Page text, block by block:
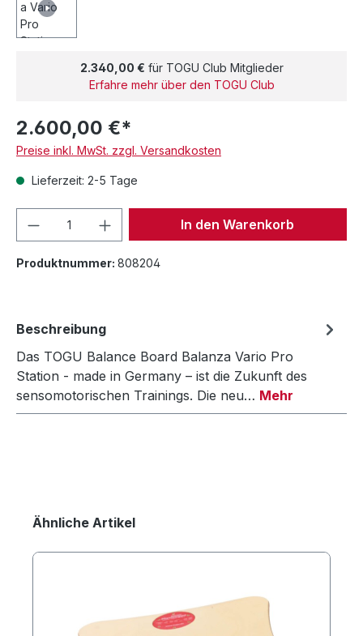
2.340,00 € für TOGU Club Mitglieder
Erfahre mehr über den TOGU Club
2.600,00 €*
Preise inkl. MwSt. zzgl. Versandkosten
Lieferzeit: 2-5 Tage
Produkt Anzahl: Gib denIn den Warenkorb
Produktnummer: 808204
Beschreibung
Das TOGU Balance Board Balanza Vario Pro
Station - made in Germany – ist die Zukunft des
sensomotorischen Trainings. Die neu… Mehr
Ähnliche Artikel